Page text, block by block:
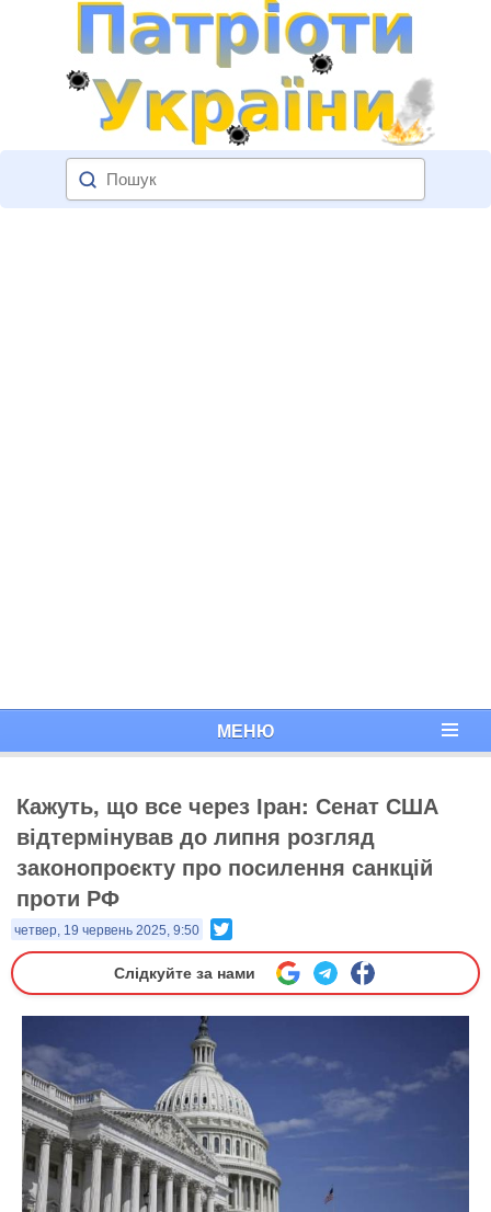
МЕНЮ
Кажуть, що все через Іран: Сенат США
відтермінував до липня розгляд
законопроєкту про посилення санкцій
проти РФ
четвер, 19 червень 2025, 9:50
Слідкуйте за нами